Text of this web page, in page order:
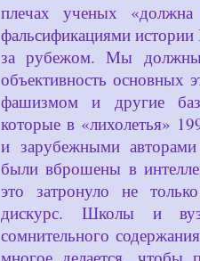
плечах ученых
фальсификациями
за рубежом. Мы должны
объективность
фашизмом и другие
которые в «лихолетья»
и зарубежными
были вброшены в
это затронуло не
дискурс. Школы и
сомнительного